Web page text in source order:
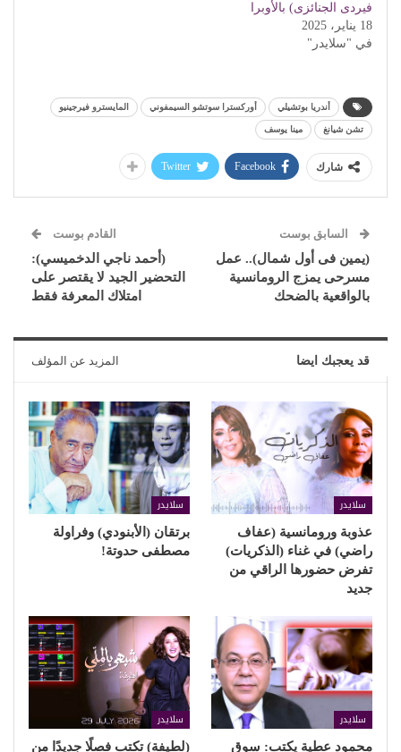
فيردى الجنائزى) بالأوبرا
18 يناير، 2025
في "سلايدر"
أندريا بوتشيلي أوركسترا سوتشو السيمفوني المايسترو فيرجينيو
تشن شيانغ مينا يوسف
شارك Facebook
Twitter
السابق بوست
(يمين فى أول شمال).. عمل
مسرحى يمزج الرومانسية
بالواقعية بالضحك
القادم بوست
(أحمد ناجي الدخميسي):
التحضير الجيد لا يقتصر على
امتلاك المعرفة فقط
قد يعجبك ايضا المزيد عن المؤلف
سلايدر
عذوبة ورومانسية (عفاف
راضي) في غناء (الذكريات)
تفرض حضورها الراقي من
جديد
سلايدر
برتقان (الأبنودي) وفراولة
مصطفى حدوتة!
سلايدر
محمود عطية يكتب: سوق
سلايدر
(لطيفة) تكتب فصلًا جديدًا من